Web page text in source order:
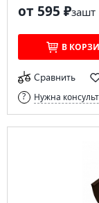
от 595 ₽зашт
В
Сравнить
Нужна